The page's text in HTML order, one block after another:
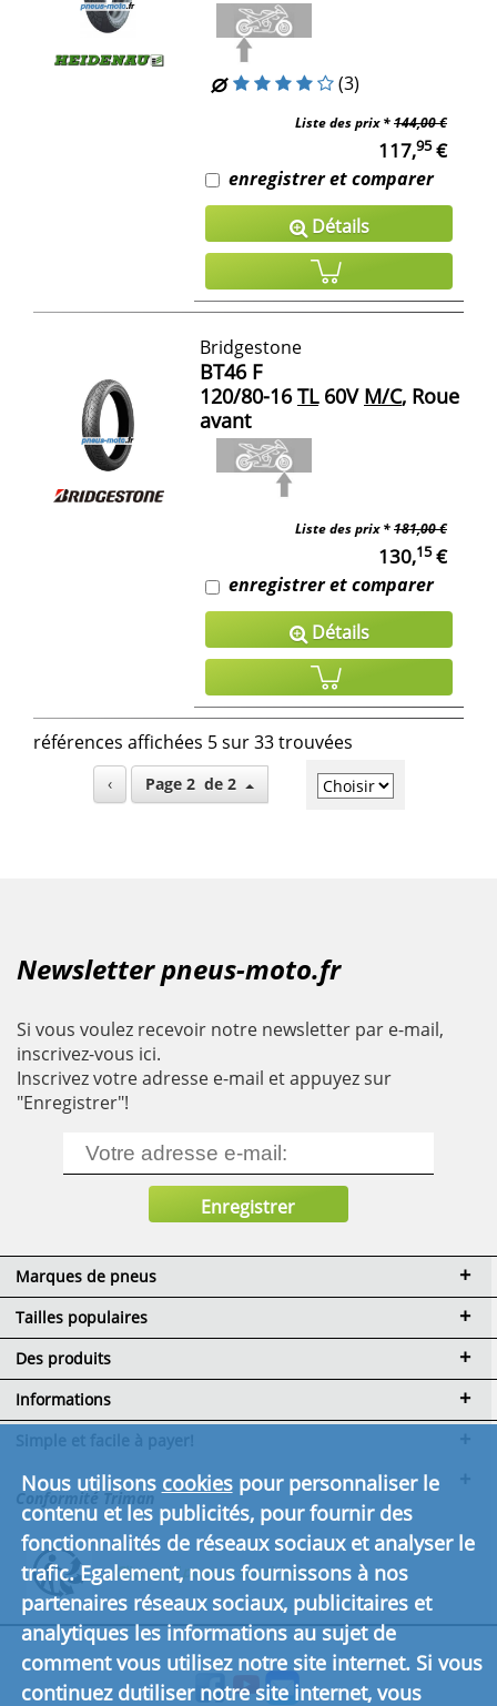
(3)
Liste des prix *144,00 €
117,95€
enregistrer et comparer
Détails
Bridgestone
BT46 F
120/80-16 TL60V M/C, Roue
avant
Liste des prix *181,00 €
130,15€
enregistrer et comparer
Détails
références affichées 5 sur 33 trouvées
‹ Page 2 de 2
Newsletter pneus-moto.fr
Si vous voulez recevoir notre newsletter par e-mail,
inscrivez-vous ici.
Inscrivez votre adresse e-mail et appuyez sur
"Enregistrer"!
Marques de pneus
Tailles populaires
Des produits
Informations
et de livraison
Inscription partenaire de
Conformité Triman
Cliquez ici pour en savoir plus.
Nous utilisons cookiespour personnaliser le
contenu et les publicités, pour fournir des
fonctionnalités de réseaux sociaux et analyser le
trafic. Egalement, nous fournissons à nos
partenaires réseaux sociaux, publicitaires et
analytiques les informations au sujet de
comment vous utilisez notre site internet. Si vous
continuez dutiliser notre site internet, vous